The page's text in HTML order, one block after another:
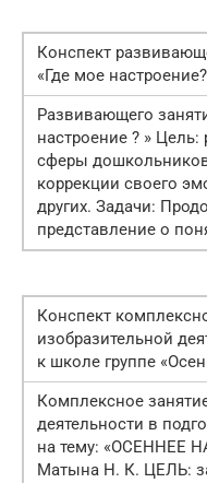
Конспект
«Где мое
Развивающего
настроение ? »
сферы
коррекции своего
других. Задачи:
представление о
Конспект
изобразительной
к школе группе
Комплексное
деятельности в
на тему: «ОСЕННЕЕ
Матына Н. К. ЦЕЛЬ: